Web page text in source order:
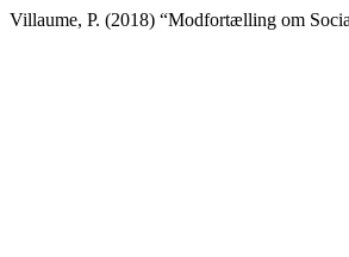
Villaume, P. (2018) “Modfortælling om